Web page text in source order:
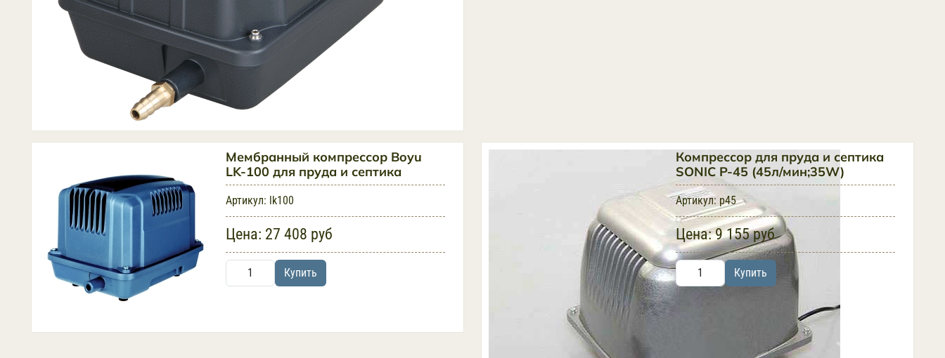
Мембранный компрессор Boyu
LK-100 для пруда и септика
Артикул: lk100
Цена: 27 408 руб
Купить
Компрессор для пруда и септика
SONIC P-45 (45л/мин;35W)
Артикул: p45
Цена:9 155 руб
Купить